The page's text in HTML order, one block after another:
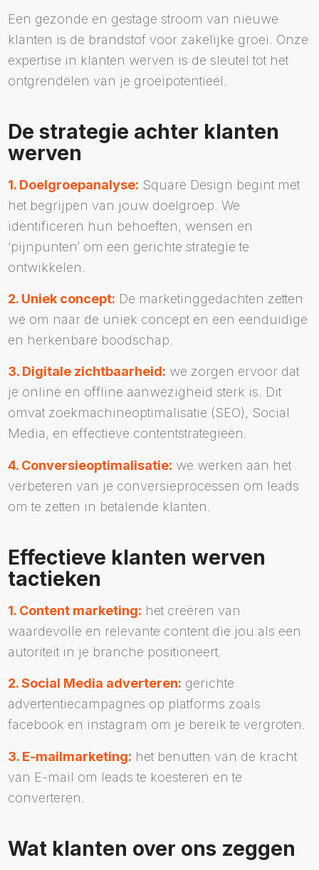
Een gezonde en gestage stroom van nieuwe
klanten is de brandstof voor zakelijke groei. Onze
expertise in klanten werven is de sleutel tot het
ontgrendelen van je groeipotentieel.
De strategie achter klanten
werven
1. Doelgroepanalyse: Square Design begint met
het begrijpen van jouw doelgroep. We
identificeren hun behoeften, wensen en
‘pijnpunten’ om een gerichte strategie te
ontwikkelen.
2. Uniek concept: De marketinggedachten zetten
we om naar de uniek concept en een eenduidige
en herkenbare boodschap.
3. Digitale zichtbaarheid: we zorgen ervoor dat
je online en offline aanwezigheid sterk is. Dit
omvat zoekmachineoptimalisatie (SEO), Social
Media, en effectieve contentstrategieën.
4. Conversieoptimalisatie: we werken aan het
verbeteren van je conversieprocessen om leads
om te zetten in betalende klanten.
Effectieve klanten werven
tactieken
1. Content marketing: het creëren van
waardevolle en relevante content die jou als een
autoriteit in je branche positioneert.
2. Social Media adverteren: gerichte
advertentiecampagnes op platforms zoals
facebook en instagram om je bereik te vergroten.
3. E-mailmarketing: het benutten van de kracht
van E-mail om leads te koesteren en te
converteren.
Wat klanten over ons zeggen